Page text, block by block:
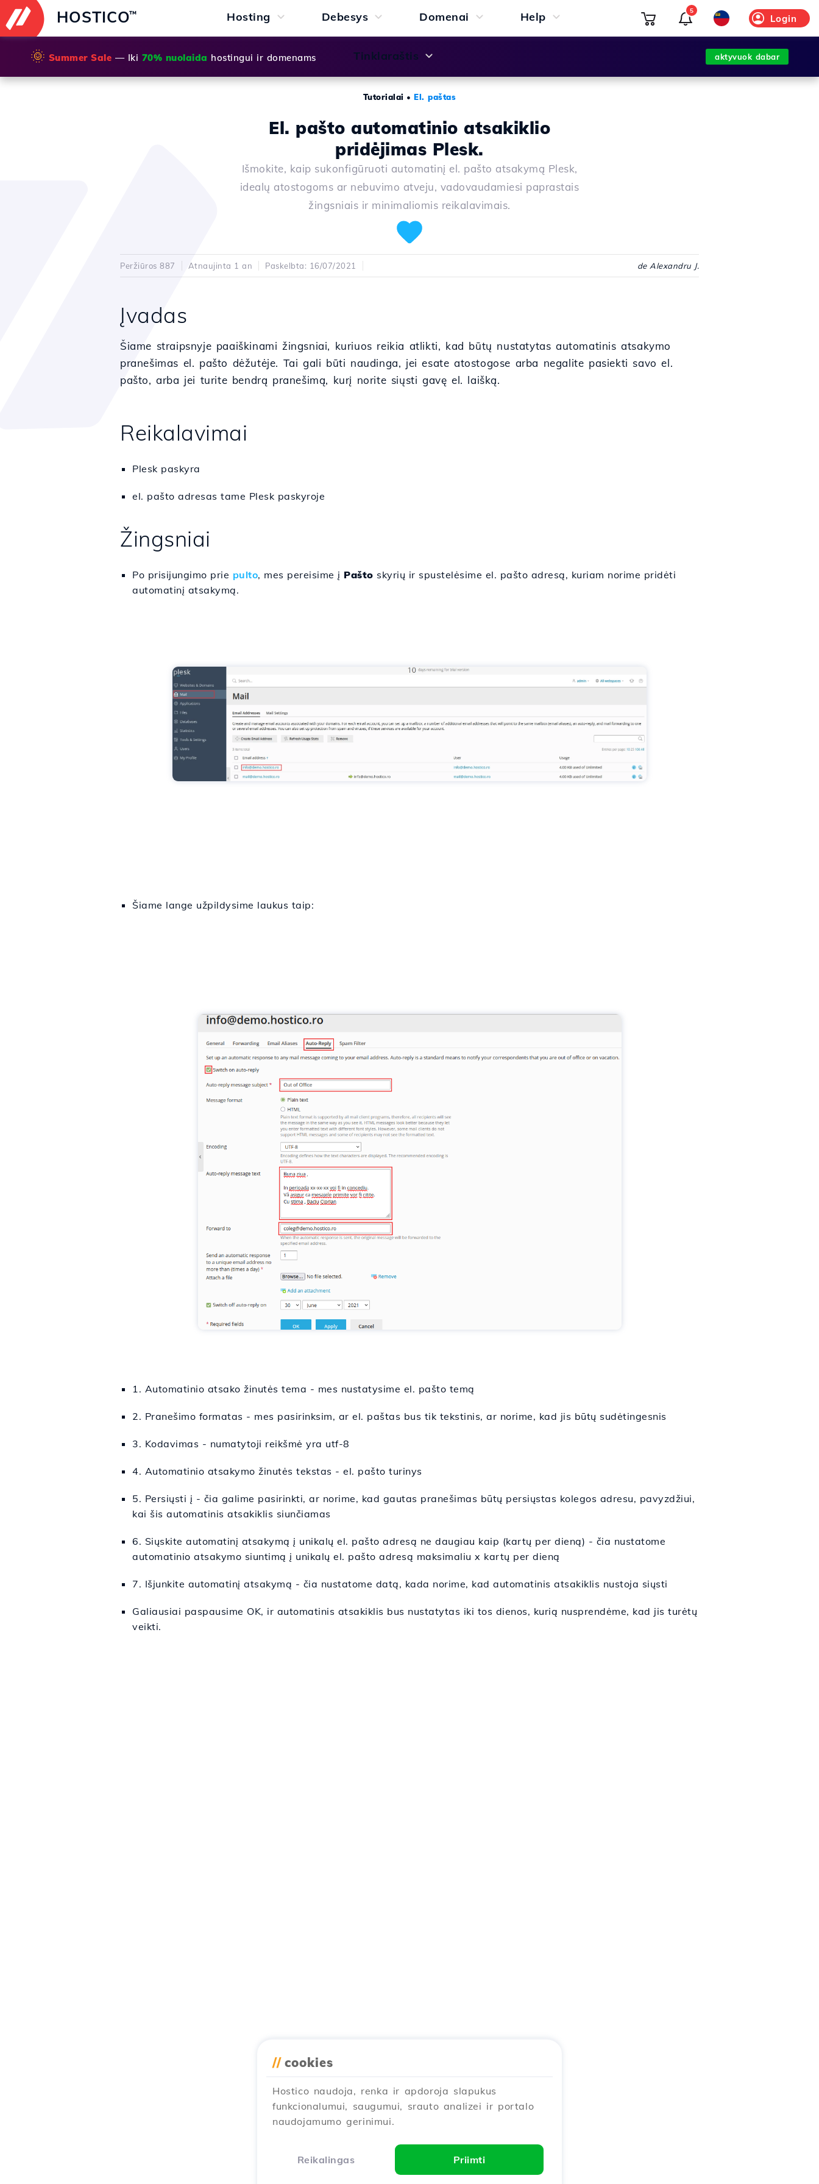
HOSTICO™ Hosting Debesys Domenai Help
Tinklaraštis
Login
5
🌞 Summer Sale — Iki 70% nuolaida hostingui ir domenams aktyvuok dabar
Tutorialai •El. paštas
El. pašto automatinio atsakiklio
pridėjimas Plesk.
Išmokite, kaip sukonfigūruoti automatinį el. pašto atsakymą Plesk,
idealų atostogoms ar nebuvimo atveju, vadovaudamiesi paprastais
žingsniais ir minimaliomis reikalavimais.
Peržiūros 887 Atnaujinta 1 an Paskelbta: 16/07/2021 de Alexandru J.
Įvadas
Šiame straipsnyje paaiškinami žingsniai, kuriuos reikia atlikti, kad būtų nustatytas automatinis atsakymo
pranešimas el. pašto dėžutėje. Tai gali būti naudinga, jei esate atostogose arba negalite pasiekti savo el.
pašto, arba jei turite bendrą pranešimą, kurį norite siųsti gavę el. laišką.
Reikalavimai
Plesk paskyra
el. pašto adresas tame Plesk paskyroje
Žingsniai
Po prisijungimo prie pulto, mes pereisime į Pašto skyrių ir spustelėsime el. pašto adresą, kuriam norime pridėti
automatinį atsakymą.
Šiame lange užpildysime laukus taip:
1. Automatinio atsako žinutės tema - mes nustatysime el. pašto temą
2. Pranešimo formatas - mes pasirinksim, ar el. paštas bus tik tekstinis, ar norime, kad jis būtų sudėtingesnis
3. Kodavimas - numatytoji reikšmė yra utf-8
4. Automatinio atsakymo žinutės tekstas - el. pašto turinys
5. Persiųsti į - čia galime pasirinkti, ar norime, kad gautas pranešimas būtų persiųstas kolegos adresu, pavyzdžiui,
kai šis automatinis atsakiklis siunčiamas
6. Siųskite automatinį atsakymą į unikalų el. pašto adresą ne daugiau kaip (kartų per dieną) - čia nustatome
automatinio atsakymo siuntimą į unikalų el. pašto adresą maksimaliu x kartų per dieną
7. Išjunkite automatinį atsakymą - čia nustatome datą, kada norime, kad automatinis atsakiklis nustoja siųsti
Galiausiai paspausime OK, ir automatinis atsakiklis bus nustatytas iki tos dienos, kurią nusprendėme, kad jis turėtų
veikti.
// cookies
Hostico naudoja, renka ir apdoroja slapukus
funkcionalumui, saugumui, srauto analizei ir portalo
naudojamumo gerinimui.
Reikalingas Priimti